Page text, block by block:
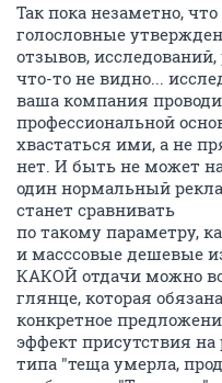
Так пока незаметно,
голословные
отзывов,
что-то не видно...
ваша компания
профессиональной
хвастаться ими, а не
нет. И быть не может
один нормальный
станет сравнивать
по такому параметру,
и масссовые дешевые
КАКОЙ отдачи можно
глянце, которая
конкретное
эффект присутствия
типа "теща умерла,